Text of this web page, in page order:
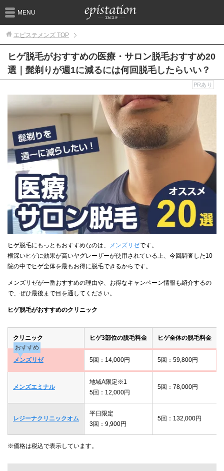
MENU
エピステメンズ TOP
ヒゲ脱毛がおすすめの医療・サロン脱毛おすすめ20
選｜髭剃りが週1に減るには何回脱毛したらいい？
PRあり
ヒゲ脱毛にもっともおすすめなのは、 メンズリゼです。
根深いヒゲに効果が高いヤグレーザーが使用されている上、今回調査した10
院の中でヒゲ全体を最もお得に脱毛できるからです。
メンズリゼが一番おすすめの理由や、お得なキャンペーン情報も紹介するの
で、ぜひ最後まで目を通してください。
ヒゲ脱毛がおすすめのクリニック
クリニック ヒゲ3部位の脱毛料金
ヒゲ全体の脱毛料金
おすすめ
メンズリゼ
5回：14,000円 5回：59,800円
メンズエミナル
地域A限定※1
5回：12,000円
5回：78,000円
レジーナクリニックオム
平日限定
3回：9,900円
5回：132,000円
※価格は税込で表示しています。